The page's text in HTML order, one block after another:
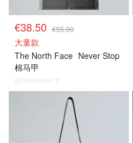
€38.50 €55.00
大童款
The North Face Never Stop
棉马甲
@dealmoon.fr